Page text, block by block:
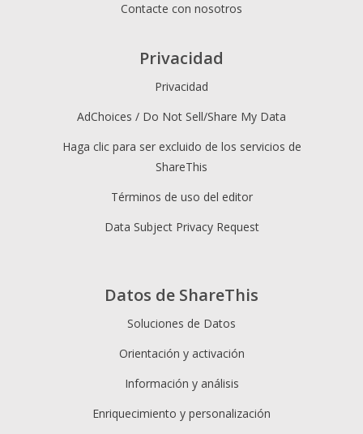
Datos de ShareThis
Soluciones de Datos
Orientación y activación
Información y análisis
Enriquecimiento y personalización
Contacte con nosotros
Privacidad
Privacidad
AdChoices / Do Not Sell/Share My Data
Haga clic para ser excluido de los servicios de
ShareThis
Términos de uso del editor
Data Subject Privacy Request